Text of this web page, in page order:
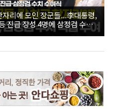
리에 모인 장군들...李대통령,
진급 장성 4명에 삼정검 수치
장성 진급·삼정검 수치